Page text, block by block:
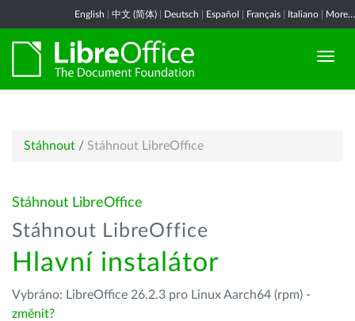
English 中文 (简体) Deutsch Español Français Italiano More...
Stáhnout / Stáhnout LibreOffice
Stáhnout LibreOffice
Stáhnout LibreOffice
Hlavní instalátor
Vybráno: LibreOffice 26.2.3 pro Linux Aarch64 (rpm) -
změnit?